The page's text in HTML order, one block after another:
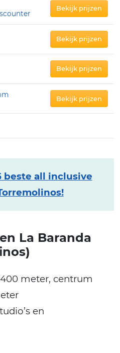
Bekijk prijzen
Bekijk prijzen
Bekijk prijzen
Bekijk prijzen
beste all inclusive
La Baranda
meter, centrum
en